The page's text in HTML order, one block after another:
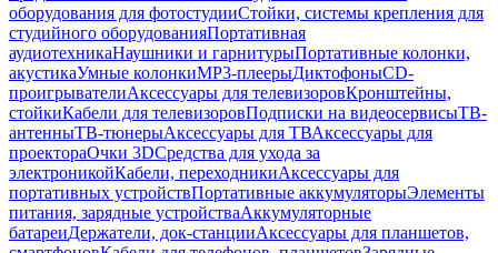
оборудования для фотостудииСтойки, системы крепления для
студийного оборудованияПортативная
аудиотехникаНаушники и гарнитурыПортативные колонки,
акустикаУмные колонкиMP3-плеерыДиктофоныCD-
проигрывателиАксессуары для телевизоровКронштейны,
стойкиКабели для телевизоровПодписки на видеосервисыТВ-
антенныТВ-тюнерыАксессуары для ТВАксессуары для
проектораОчки 3DСредства для ухода за
электроникойКабели, переходникиАксессуары для
портативных устройствПортативные аккумуляторыЭлементы
питания, зарядные устройстваАккумуляторные
батареиДержатели, док-станцииАксессуары для планшетов,